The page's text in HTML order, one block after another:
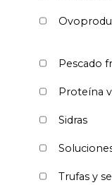
Pescado
Proteína
Sidras
Trufas y